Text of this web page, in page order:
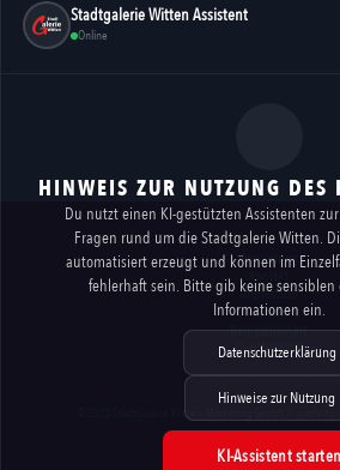
Stadtgalerie Witten Assistent
Online
HINWEIS ZUR NUTZUNG DES
Du nutzt einen KI-gestützten Assistenten
Fragen rund um die Stadtgalerie Witten.
automatisiert erzeugt und können im
fehlerhaft sein. Bitte gib keine sensiblen
Informationen ein.
Datenschutzerklärung
Hinweise zur Nutzung
KI-Assistent starten
Vermietung
Kontakt
Impressum
Datenschutz
Barrierefreiheit
KI-HINWEISE
©2023 StadtGalerie Witten Marketing GmbH // made by